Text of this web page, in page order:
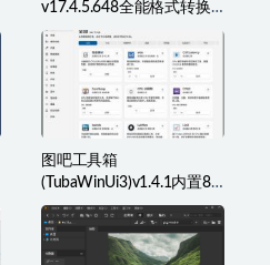
v17.4.5.648全能格式转换
工具箱破解版
图吧工具箱
(TubaWinUi3)v1.4.1内置82
款检测工具便携版